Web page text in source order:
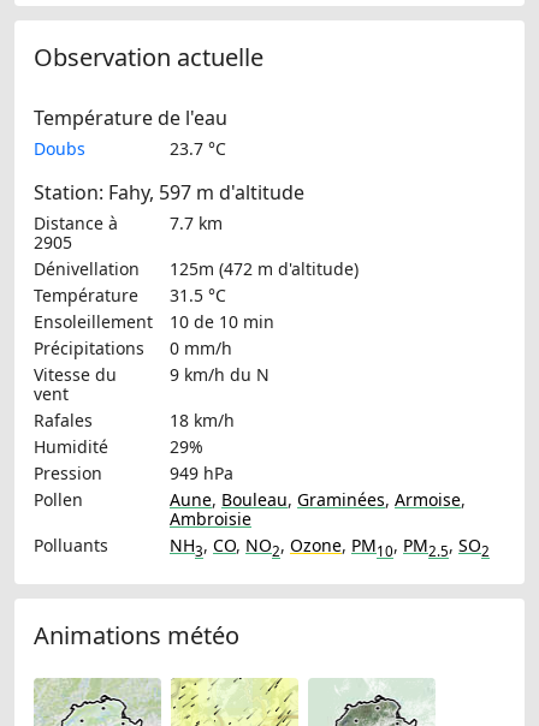
Observation actuelle
Température de l'eau
Doubs 23.7 °C
Station: Fahy, 597 m d'altitude
Distance à
2905
7.7 km
Dénivellation
125m (472 m d'altitude)
Température
31.5 °C
Ensoleillement
10 de 10 min
Précipitations
0 mm/h
Vitesse du
vent
9 km/h du N
Rafales
18 km/h
Humidité
29%
Pression
949 hPa
Pollen
Aune, Bouleau, Graminées, Armoise,
Ambroisie
Polluants
NH3, CO, NO2, Ozone, PM10, PM2.5, SO2
Animations météo